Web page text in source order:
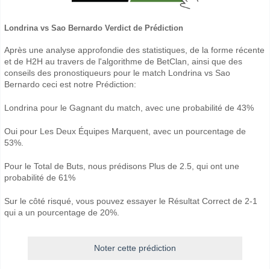
Londrina vs Sao Bernardo Verdict de Prédiction
Après une analyse approfondie des statistiques, de la forme récente
et de H2H au travers de l'algorithme de BetClan, ainsi que des
conseils des pronostiqueurs pour le match Londrina vs Sao
Bernardo ceci est notre Prédiction:
Londrina pour le Gagnant du match, avec une probabilité de 43%
Oui pour Les Deux Équipes Marquent, avec un pourcentage de
53%.
Pour le Total de Buts, nous prédisons Plus de 2.5, qui ont une
probabilité de 61%
Sur le côté risqué, vous pouvez essayer le Résultat Correct de 2-1
qui a un pourcentage de 20%.
Noter cette prédiction